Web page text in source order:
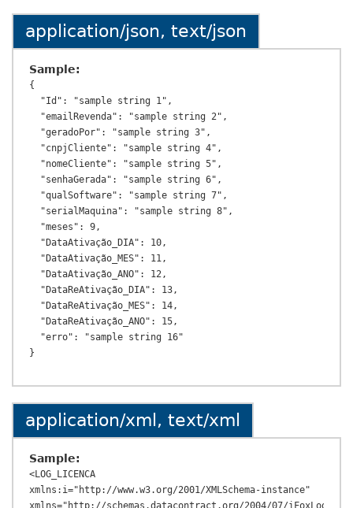
application/json, text/json
Sample:
{
application/xml, text/xml
Sample:
<LOG_LICENCA
xmlns:i="http://www.w3.org/2001/XMLSchema-instance"
xmlns="http://schemas.datacontract.org/2004/07/